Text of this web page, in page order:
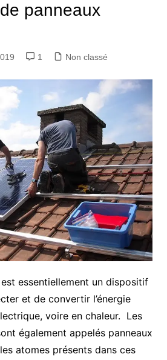
panneaux
1 Non classé
essentiellement un dispositif
et de convertir l’énergie
voire en chaleur. Les
également appelés panneaux
atomes présents dans ces